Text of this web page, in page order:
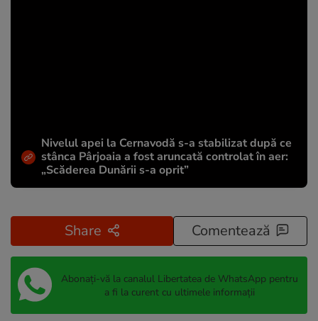
Nivelul apei la Cernavodă s-a stabilizat după ce
stânca Pârjoaia a fost aruncată controlat în aer:
„Scăderea Dunării s-a oprit”
Share Comentează
Abonați-vă la canalul Libertatea de WhatsApp pentru
a fi la curent cu ultimele informații